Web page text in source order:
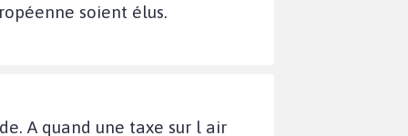
soient élus.
A quand une taxe sur l air